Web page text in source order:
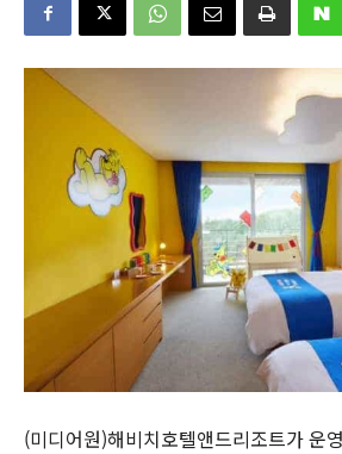
(미디어원)해비치호텔앤드리조트가 운